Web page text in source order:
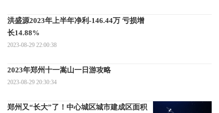
洪盛源2023年上半年净利-146.44万 亏损增
长14.88%
2023-08-29 22:00:38
2023年郑州十一嵩山一日游攻略
2023-08-29 20:30:34
郑州又“长大”了！中心城区城市建成区面积